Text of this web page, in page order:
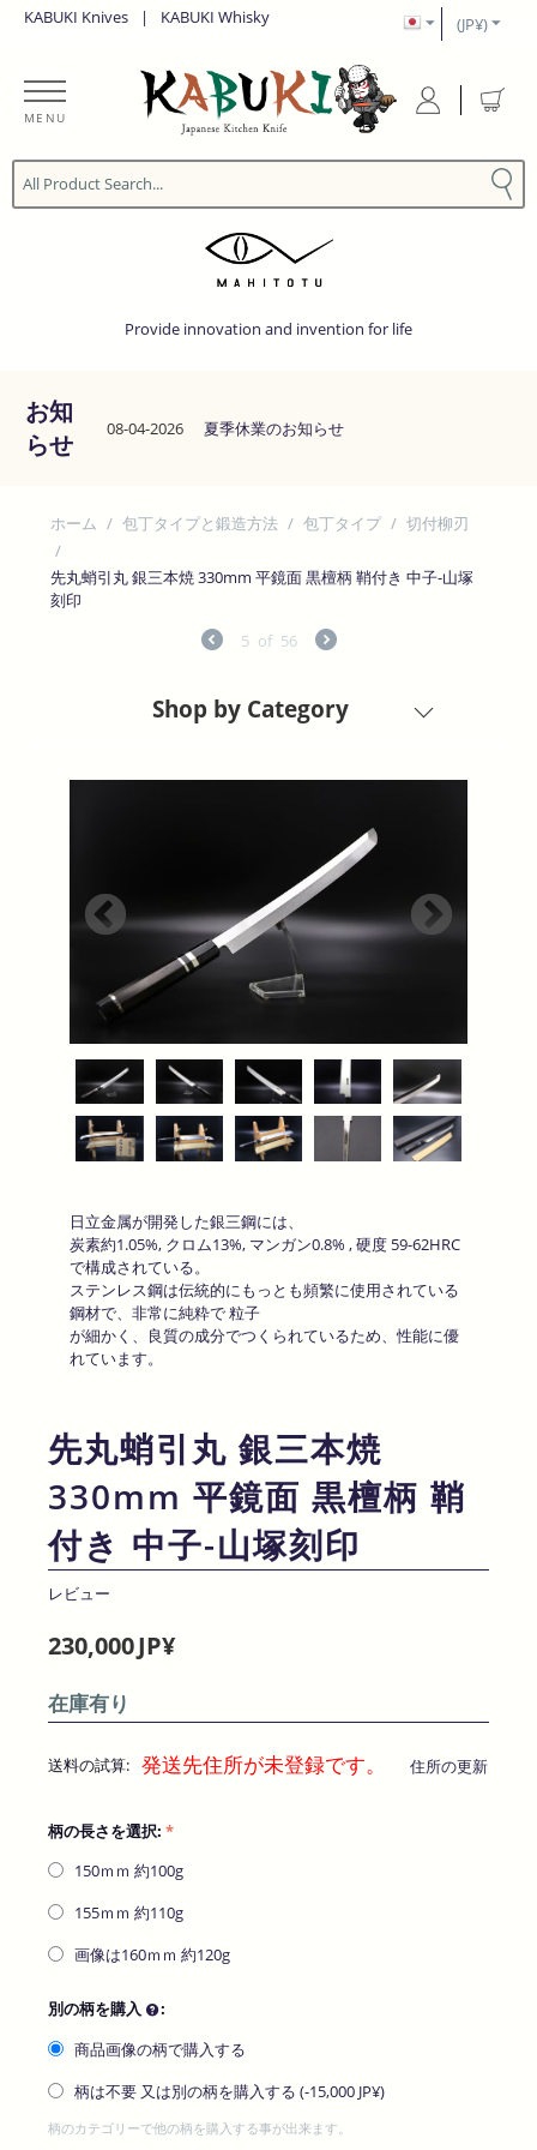
KABUKI Knives | KABUKI Whisky (JP¥)
MENU
Provide innovation and invention for life
お知
らせ
08-04-2026 夏季休業のお知らせ
ホーム / 包丁タイプと鍛造方法 / 包丁タイプ / 切付柳刃
/
先丸蛸引丸 銀三本焼 330mm 平鏡面 黒檀柄 鞘付き 中子-山塚
刻印
5 of 56
Shop by Category
日立金属が開発した銀三鋼には、
炭素約1.05%, クロム13%, マンガン0.8% , 硬度 59-62HRC
で構成されている。
ステンレス鋼は伝統的にもっとも頻繁に使用されている
鋼材で、非常に純粋で 粒子
が細かく、良質の成分でつくられているため、性能に優
れています。
先丸蛸引丸 銀三本焼
330mm 平鏡面 黒檀柄 鞘
付き 中子-山塚刻印
レビュー
230,000JP¥
在庫有り
送料の試算: 発送先住所が未登録です。 住所の更新
柄の長さを選択:
150ｍｍ​ 約100g
155ｍｍ​ 約110g
画像は160ｍｍ​ 約120g
別の柄を購入
:
商品画像の柄で購入する
柄は不要 又は別の柄を購入する (-15,000 JP¥)
柄のカテゴリーで他の柄を購入する事が出来ます。